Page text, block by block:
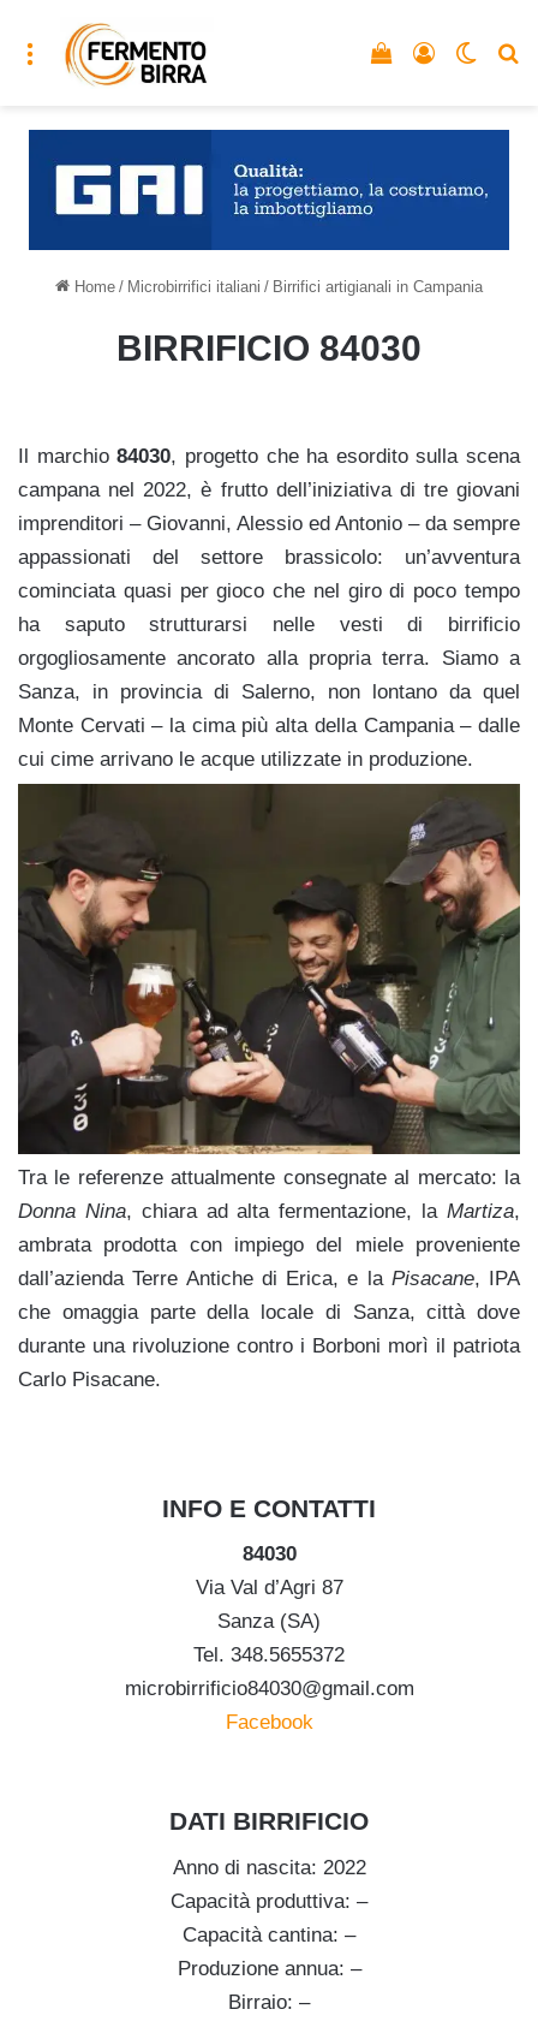
Menu Accedi
Vedi il carrello
Home / Microbirrifici italiani / Birrifici artigianali in Campania
BIRRIFICIO 84030
Il marchio84030, progetto che ha esordito sulla scena
campana nel 2022, è frutto dell’iniziativa di tre giovani
imprenditori – Giovanni, Alessio ed Antonio – da sempre
appassionati del settore brassicolo: un’avventura
cominciata quasi per gioco che nel giro di poco tempo
ha saputo strutturarsi nelle vesti di birrificio
orgogliosamente ancorato alla propria terra. Siamo a
Sanza, in provincia di Salerno, non lontano da quel
Monte Cervati – la cima più alta della Campania – dalle
cui cime arrivano le acque utilizzate in produzione.
Tra le referenze attualmente consegnate al mercato: la
Donna Nina, chiara ad alta fermentazione, laMartiza,
ambrata prodotta con impiego del miele proveniente
dall’azienda Terre Antiche di Erica, e la Pisacane, IPA
che omaggia parte della locale di Sanza, città dove
durante una rivoluzione contro i Borboni morì il patriota
Carlo Pisacane.
INFO E CONTATTI
84030
Via Val d’Agri 87
Sanza (SA)
Tel. 348.5655372
microbirrificio84030@gmail.com
Facebook
DATI BIRRIFICIO
Anno di nascita: 2022
Capacità produttiva: –
Capacità cantina: –
Produzione annua: –
Birraio: –